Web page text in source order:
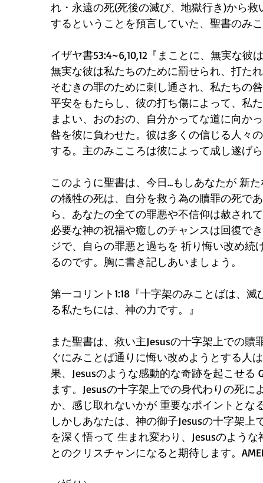
れ・永遠の死(死後の滅び、地獄行き)から
するということを預言していた、聖書のみ
イザヤ書53:4~6,10,12『まことに、無実な彼
無実な彼は私たちのために罰せられ、打た
そむきの罪のために刺し通され、私たちの
平安をもたらし、彼の打ち傷によって、私
まよい、おのおの、自分かってな道に向か
咎を彼に負わせた。彼は多くの信じる人々
する。主のみこころは彼によって成し遂げら
このように聖書は、今日...もしあなたが 新
の犠牲の死は、自分を救う為の贖罪の死で
ら、あなたの全ての罪悪や不信仰は赦され
必要な神の祝福や癒しのチャンスは回復で
ジで、自らの罪悪と過ちを 祈り悔い改め
るのです。胸に書き記しあいましょう。
第一コリント1:18『十字架のみことばは、
る私たちには、神の力です。』
また聖書は、救い主Jesusの十字架上での
ぐにみことば通りに悔い改めようとする人
果、Jesusのような感動的な奇跡を起こせる
ます。Jesusの十字架上での身代わりの死
か、感じ取れないかが 重要なポイントとな
しかしあなたは、神の御子Jesusの十字架
を深く悟って 生まれ変わり、Jesusのよう
とのクリスチャンになると期待します。